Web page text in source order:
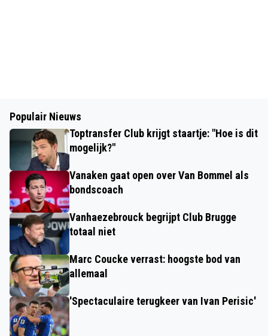
Populair Nieuws
Toptransfer Club krijgt staartje: "Hoe is dit
mogelijk?"
Vanaken gaat open over Van Bommel als
bondscoach
Vanhaezebrouck begrijpt Club Brugge
totaal niet
Marc Coucke verrast: hoogste bod van
allemaal
'Spectaculaire terugkeer van Ivan Perisic'